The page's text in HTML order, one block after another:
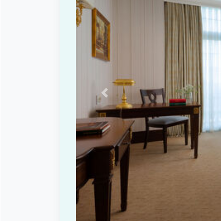
Previous